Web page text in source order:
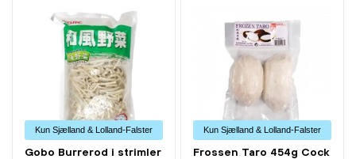
Kun Sjælland & Lolland-Falster
Gobo Burrerod i strimler
Kun Sjælland & Lolland-Falster
Frossen Taro 454g Cock